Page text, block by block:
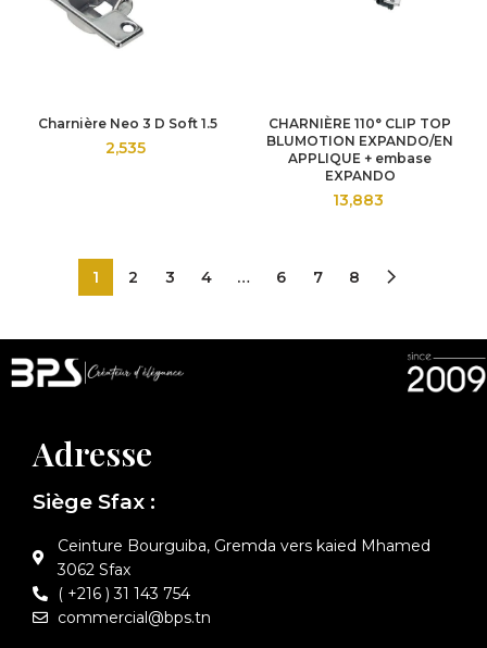
Charnière Neo 3 D Soft 1.5
2,535
CHARNIÈRE 110° CLIP TOP
BLUMOTION EXPANDO/EN
APPLIQUE + embase
EXPANDO
13,883
1 2 3 4 … 6 7 8
Adresse
Siège Sfax :
Ceinture Bourguiba, Gremda vers kaied Mhamed
3062 Sfax
( +216 ) 31 143 754
commercial@bps.tn